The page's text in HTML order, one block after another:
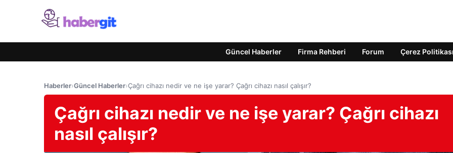
Güncel Haberler Firma Rehberi Forum Çerez Politikası
Haberler›Güncel Haberler›Çağrı cihazı nedir ve ne işe yarar? Çağrı cihazı nasıl çalışır?
Çağrı cihazı nedir ve ne işe yarar? Çağrı cihazı
nasıl çalışır?